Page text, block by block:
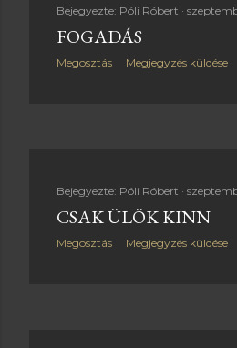
Bejegyezte: Póli Róbert
FOGADÁS
Megosztás Megjegyzés küldése
Bejegyezte: Póli Róbert
CSAK ÜLÖK KINN
Megosztás Megjegyzés küldése